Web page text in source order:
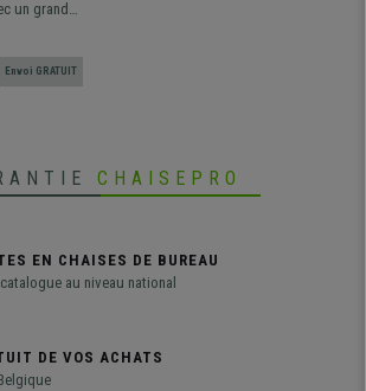
un grand
en cuir
piétement
Envoi GRATUIT
CHAISEPRO
EN CHAISES DE BUREAU
au niveau national
DE VOS ACHATS